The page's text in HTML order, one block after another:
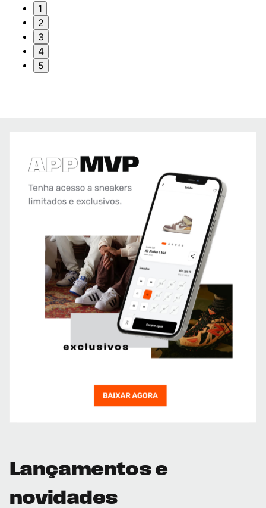
1
2
3
4
5
Lançamentos e
novidades